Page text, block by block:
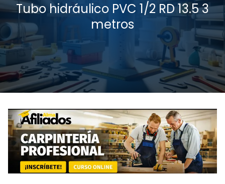
Tubo hidráulico PVC 1/2 RD 13.5 3
metros